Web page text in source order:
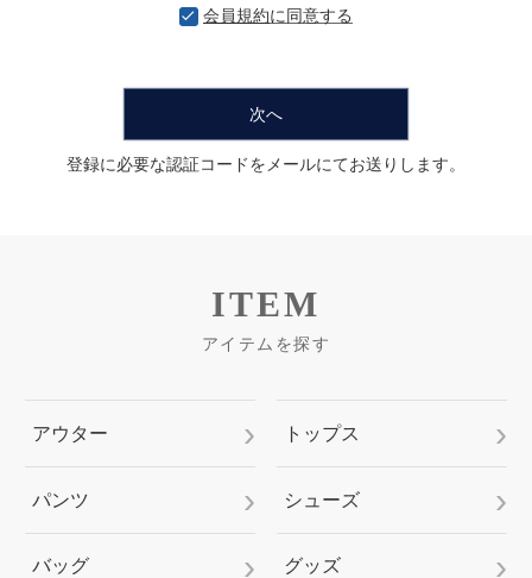
会員規約に同意する
次へ
登録に必要な認証コードをメールにてお送りします。
ITEM
アイテムを探す
アウター トップス
パンツ シューズ
バッグ グッズ